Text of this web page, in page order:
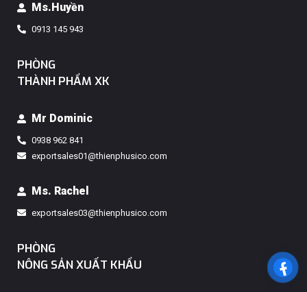
Ms.Huyền
0913 145 943
PHÒNG
THÀNH PHẨM XK
Mr Dominic
0938 962 841
exportsales01@thienphusico.com
Ms. Rachel
exportsales03@thienphusico.com
PHÒNG
NÔNG SẢN XUẤT KHẨU